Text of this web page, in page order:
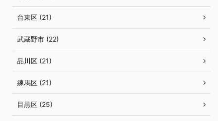
台東区 (21)
武蔵野市 (22)
品川区 (21)
練馬区 (21)
目黒区 (25)